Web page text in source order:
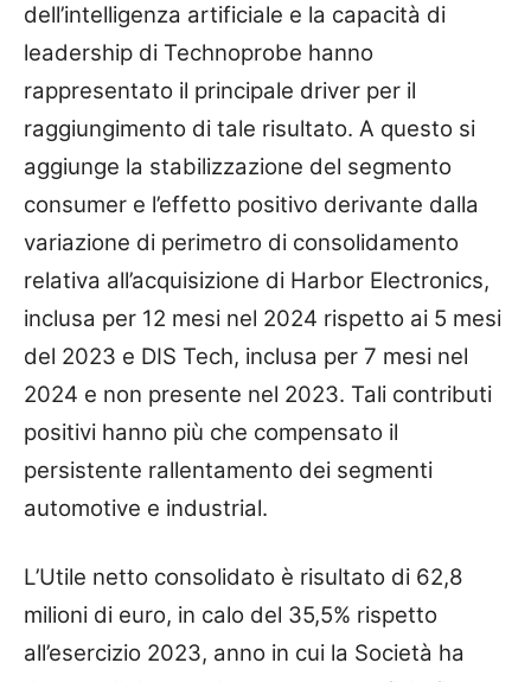
dell’intelligenza artificiale e la capacità di
leadership di Technoprobe hanno
rappresentato il principale driver per il
raggiungimento di tale risultato. A questo si
aggiunge la stabilizzazione del segmento
consumer e l’effetto positivo derivante dalla
variazione di perimetro di consolidamento
relativa all’acquisizione di Harbor Electronics,
inclusa per 12 mesi nel 2024 rispetto ai 5 mesi
del 2023 e DIS Tech, inclusa per 7 mesi nel
2024 e non presente nel 2023. Tali contributi
positivi hanno più che compensato il
persistente rallentamento dei segmenti
automotive e industrial.
L’Utile netto consolidato è risultato di 62,8
milioni di euro, in calo del 35,5% rispetto
all’esercizio 2023, anno in cui la Società ha